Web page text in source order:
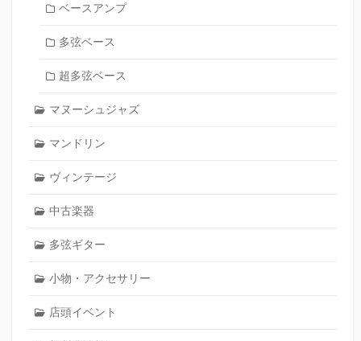
ベースアンプ
多弦ベース
超多弦ベース
マヌーシュジャズ
マンドリン
ヴィンテージ
中古楽器
多弦ギター
小物・アクセサリー
店頭イベント